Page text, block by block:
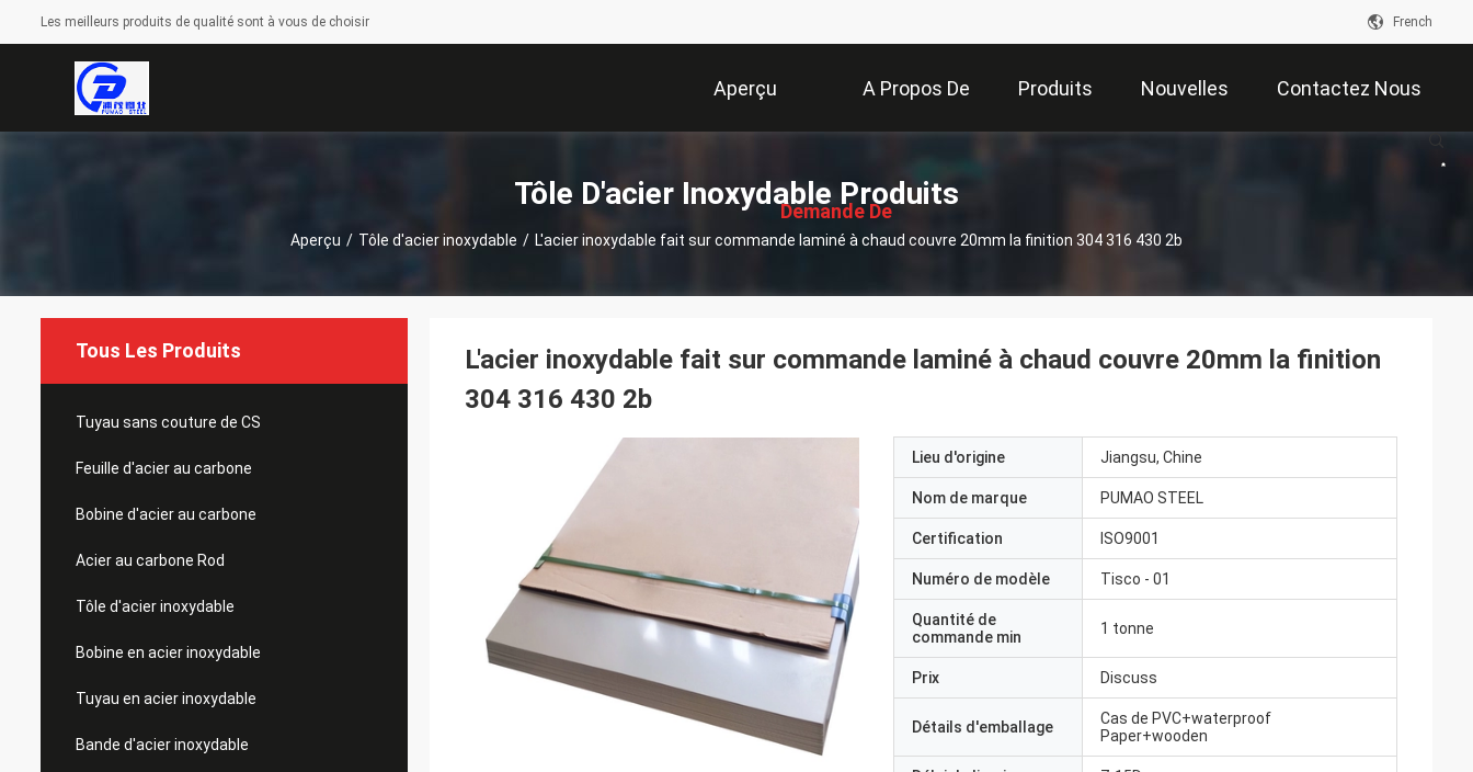
Les meilleurs produits de qualité sont à vous de choisir French
Aperçu A Propos De
Nous
Produits Nouvelles Contactez Nous
Demande De
Soumission
Tôle D'acier Inoxydable Produits
Aperçu / Tôle d'acier inoxydable / L'acier inoxydable fait sur commande laminé à chaud couvre 20mm la finition 304 316 430 2b
Tous Les Produits
Tuyau sans couture de CS
Feuille d'acier au carbone
Bobine d'acier au carbone
Acier au carbone Rod
Tôle d'acier inoxydable
Bobine en acier inoxydable
Tuyau en acier inoxydable
Bande d'acier inoxydable
L'acier inoxydable fait sur commande laminé à chaud couvre 20mm la finition
304 316 430 2b
Lieu d'origine Jiangsu, Chine
Nom de marque PUMAO STEEL
Certification ISO9001
Numéro de modèle Tisco - 01
Quantité de
commande min
1 tonne
Prix Discuss
Détails d'emballage
Cas de PVC+waterproof
Paper+wooden